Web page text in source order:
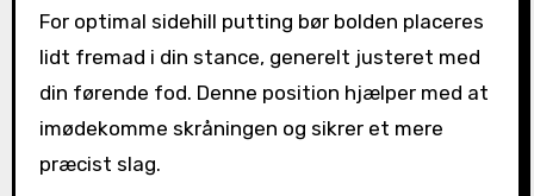
For optimal sidehill putting bør bolden placeres
lidt fremad i din stance, generelt justeret med
din førende fod. Denne position hjælper med at
imødekomme skråningen og sikrer et mere
præcist slag.